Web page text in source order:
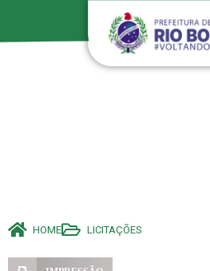
HOME LICITAÇÕES